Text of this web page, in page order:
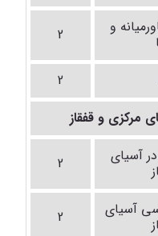
و
2
2
و قفقاز
آسیای
2
آسیای
2